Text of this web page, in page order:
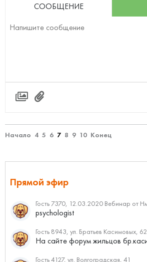
СООБЩЕНИЕ
Начало 4 5 6 7 8 9 10 Конец
Прямой эфир
psychologist
Гость 8943, ул. Братьев Касимовых, 62
Гость 4127, ул. Волгоградская, 41